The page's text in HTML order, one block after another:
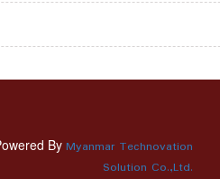
By Myanmar Technovation
Solution Co.,Ltd.